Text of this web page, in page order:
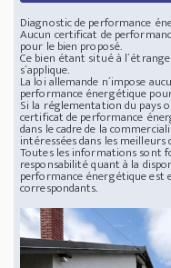
Diagnostic de performance
Aucun certificat de
pour le bien proposé.
Ce bien étant situé à
s´applique.
La loi allemande n´impose
performance énergétique
Si la réglementation du pays
certificat de performance
dans le cadre de la
intéressées dans les meilleurs
Toutes les informations sont
responsabilité quant à la
performance énergétique est
correspondants.